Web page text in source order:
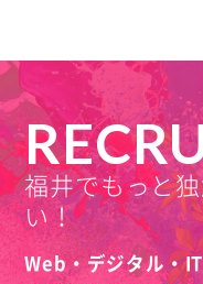
福井でもっと
い！
Web・デジタル・